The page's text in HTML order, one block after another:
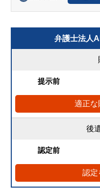
弁護士法人
提示前
適正な
後
認定前
認定